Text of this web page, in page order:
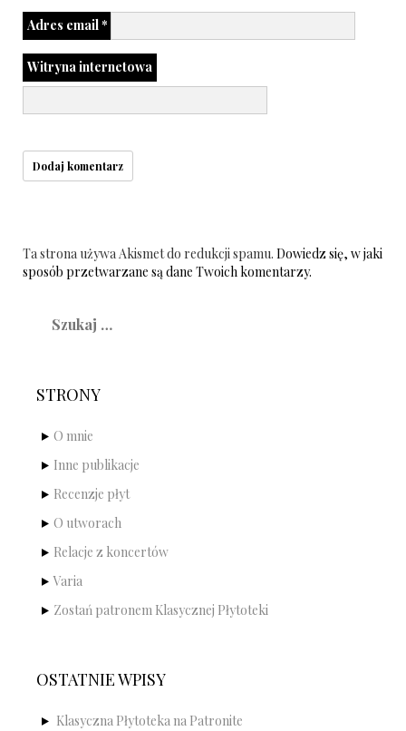
Adres email*
Witryna internetowa
Ta strona używa Akismet do redukcji spamu. Dowiedz się, w jaki
sposób przetwarzane są dane Twoich komentarzy.
STRONY
O mnie
Inne publikacje
Recenzje płyt
O utworach
Relacje z koncertów
Varia
Zostań patronem Klasycznej Płytoteki
OSTATNIE WPISY
Klasyczna Płytoteka na Patronite